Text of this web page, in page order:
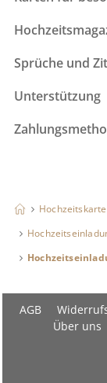
Sprüche und
Unterstützung
AGB
Über uns